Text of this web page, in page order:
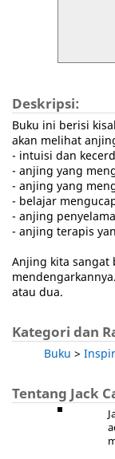
Deskripsi:
Buku ini berisi
akan melihat
- intuisi dan
- anjing yang
- anjing yang
- belajar
- anjing
- anjing terapis
Anjing kita sangat
atau dua.
Kategori dan
Buku >
Tentang Jack